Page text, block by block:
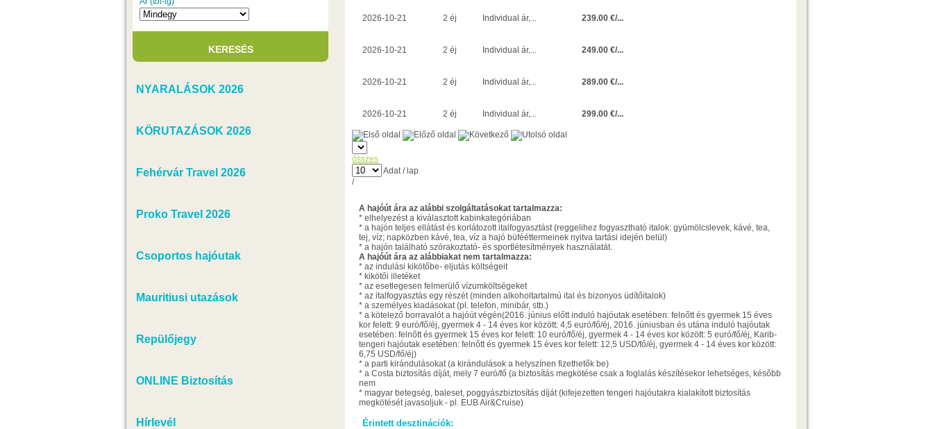
NYARALÁSOK 2026
KÖRUTAZÁSOK 2026
Fehérvár Travel 2026
Proko Travel 2026
Csoportos hajóutak
Mauritiusi utazások
Repülőjegy
ONLINE Biztosítás
Hírlevél
2026-10-21 2 éj Individual ár,... 239.00 €/...
2026-10-21 2 éj Individual ár,... 249.00 €/...
2026-10-21 2 éj Individual ár,... 289.00 €/...
2026-10-21 2 éj Individual ár,... 299.00 €/...
összes
Adat / lap
/
A hajóút ára az alábbi szolgáltatásokat tartalmazza:
* elhelyezést a kiválasztott kabinkategóriában
* a hajón teljes ellátást és korlátozott italfogyasztást (reggelihez fogyasztható italok: gyümölcslevek, kávé, tea,
tej, víz; napközben kávé, tea, víz a hajó büfééttermeinek nyitva tartási idején belül)
* a hajón található szórakoztató- és sportlétesítmények használatát.
A hajóút ára az alábbiakat nem tartalmazza:
* az indulási kikötőbe- eljutás költségeit
* kikötői illetéket
* az esetlegesen felmerülő vízumköltségeket
* az italfogyasztás egy részét (minden alkoholtartalmú ital és bizonyos üdítőitalok)
* a személyes kiadásokat (pl. telefon, minibár, stb.)
* a kötelező borravalót a hajóút végén(2016. június előtt induló hajóutak esetében: felnőtt és gyermek 15 éves
kor felett: 9 euró/fő/éj, gyermek 4 - 14 éves kor között: 4,5 euró/fő/éj, 2016. júniusban és utána induló hajóutak
esetében: felnőtt és gyermek 15 éves kor felett: 10 euró/fő/éj, gyermek 4 - 14 éves kor között: 5 euró/fő/éj, Karib-
tengeri hajóutak esetében: felnőtt és gyermek 15 éves kor felett: 12,5 USD/fő/éj, gyermek 4 - 14 éves kor között:
6,75 USD/fő/éj)
* a parti kirándulásokat (a kirándulások a helyszínen fizethetők be)
* a Costa biztosítás díját, mely 7 euró/fő (a biztosítás megkötése csak a foglalás készítésekor lehetséges, később
nem
* magyar betegség, baleset, poggyászbiztosítás díját (kifejezetten tengeri hajóutakra kialakított biztosítás
megkötését javasoljuk - pl. EUB Air&Cruise)
Érintett desztinációk: